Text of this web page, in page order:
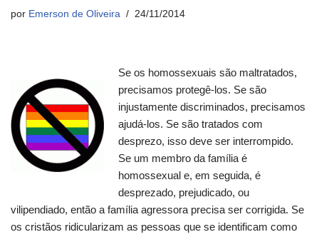
por Emerson de Oliveira 24/11/2014
Se os homossexuais são maltratados,
precisamos protegê-los. Se são
injustamente discriminados, precisamos
ajudá-los. Se são tratados com
desprezo, isso deve ser interrompido.
Se um membro da família é
homossexual e, em seguida, é
desprezado, prejudicado, ou
vilipendiado, então a família agressora precisa ser corrigida. Se
os cristãos ridicularizam as pessoas que se identificam como